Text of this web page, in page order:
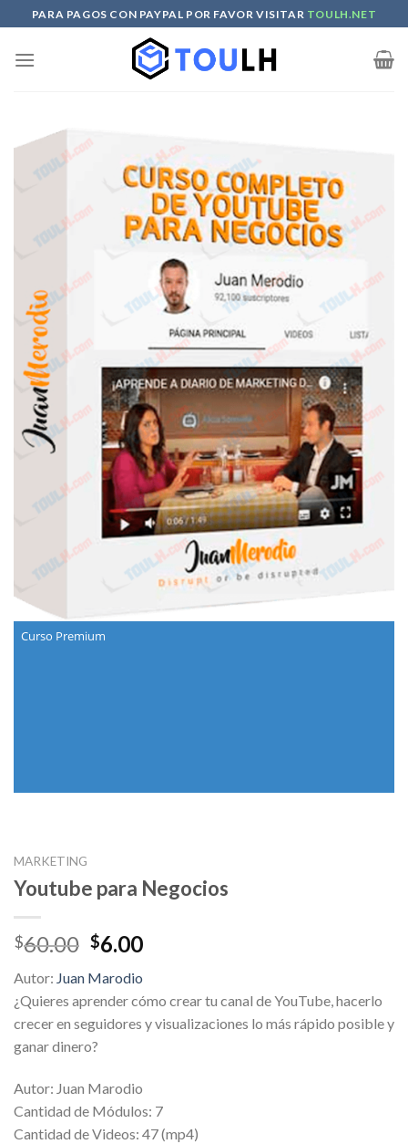
to
content
PARA PAGOS CON PAYPAL POR FAVOR VISITAR TOULH.NET
Curso Premium
MARKETING
Youtube para Negocios
$60.00 Original
was:
$60.00.
$6.00Current
$6.00.
Autor: Juan Marodio
¿Quieres aprender cómo crear tu canal de YouTube, hacerlo
crecer en seguidores y visualizaciones lo más rápido posible y
ganar dinero?
Autor: Juan Marodio
Cantidad de Módulos: 7
Cantidad de Videos: 47 (mp4)